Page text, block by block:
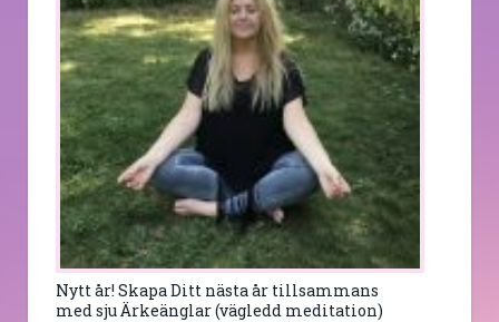
Nytt år! Skapa Ditt nästa år tillsammans
med sju Ärkeänglar (vägledd meditation)